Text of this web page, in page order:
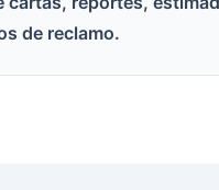
de reclamo.